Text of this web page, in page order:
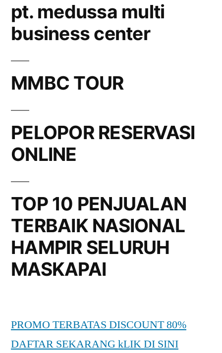
pt. medussa multi
business center
MMBC TOUR
PELOPOR RESERVASI
ONLINE
TOP 10 PENJUALAN
TERBAIK NASIONAL
HAMPIR SELURUH
MASKAPAI
PROMO TERBATAS DISCOUNT 80%
DAFTAR SEKARANG kLIK DI SINI